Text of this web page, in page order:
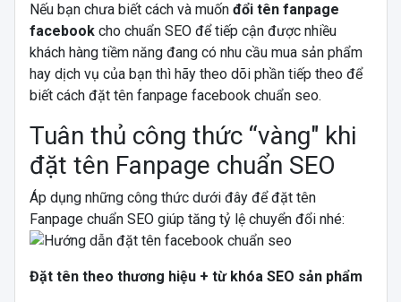
Nếu bạn chưa biết cách và muốn đổi tên fanpage
facebookcho chuẩn SEO để tiếp cận được nhiều
khách hàng tiềm năng đang có nhu cầu mua sản phẩm
hay dịch vụ của bạn thì hãy theo dõi phần tiếp theo để
biết cách đặt tên fanpage facebook chuẩn seo.
Tuân thủ công thức “vàng" khi
đặt tên Fanpage chuẩn SEO
Áp dụng những công thức dưới đây để đặt tên
Fanpage chuẩn SEO giúp tăng tỷ lệ chuyển đổi nhé:
Đặt tên theo thương hiệu + từ khóa SEO sản phẩm